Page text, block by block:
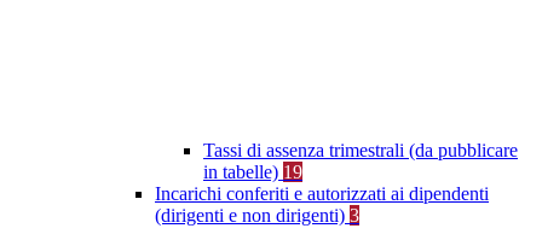
Tassi di assenza trimestrali (da pubblicare
in tabelle) 19
Incarichi conferiti e autorizzati ai dipendenti
(dirigenti e non dirigenti) 3